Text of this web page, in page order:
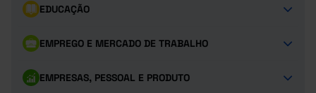
EDUCAÇÃO
EMPREGO E MERCADO DE TRABALHO
EMPRESAS, PESSOAL E PRODUTO